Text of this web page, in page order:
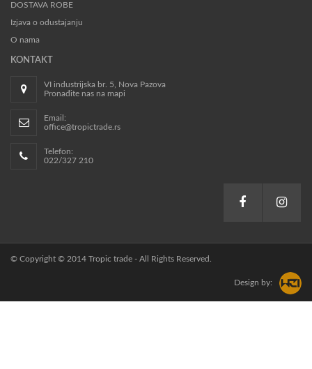
DOSTAVA ROBE
Izjava o odustajanju
O nama
KONTAKT
VI industrijska br. 5, Nova Pazova
Pronađite nas na mapi
Email:
office@tropictrade.rs
Telefon:
022/327 210
© Copyright © 2014 Tropic trade - All Rights Reserved.
Design by: